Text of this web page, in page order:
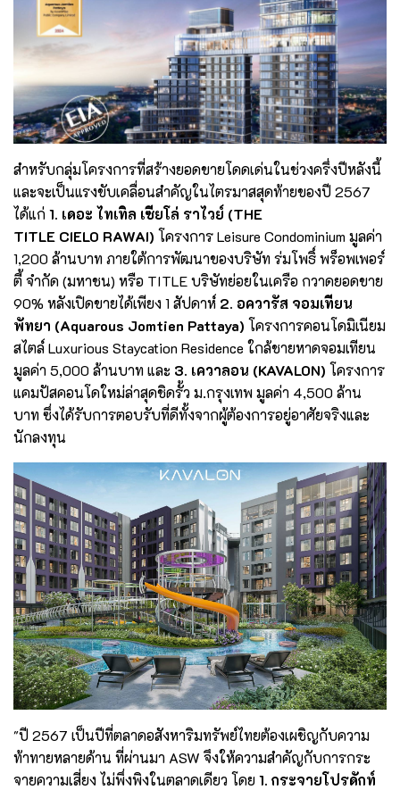
สำหรับกลุ่มโครงการที่สร้างยอดขายโดดเด่นในช่วงครึ่งปีหลังนี้
และจะเป็นแรงขับเคลื่อนสำคัญในไตรมาสสุดท้ายของปี 2567
ได้แก่1. เดอะ ไทเทิล เซียโล่ ราไวย์ (THE
TITLE CIELO RAWAI) โครงการ Leisure Condominium มูลค่า
1,200 ล้านบาท ภายใต้การพัฒนาของบริษัท ร่มโพธิ์ พร็อพเพอร์
ตี้ จำกัด (มหาชน) หรือ TITLE บริษัทย่อยในเครือ กวาดยอดขาย
90% หลังเปิดขายได้เพียง 1 สัปดาห์ 2. อควารัส จอมเทียน
พัทยา (Aquarous Jomtien Pattaya) โครงการคอนโดมิเนียม
สไตล์ Luxurious Staycation Residence ใกล้ชายหาดจอมเทียน
มูลค่า 5,000 ล้านบาท และ 3. เควาลอน (KAVALON) โครงการ
แคมปัสคอนโดใหม่ล่าสุดชิดรั้ว ม.กรุงเทพ มูลค่า 4,500 ล้าน
บาท ซึ่งได้รับการตอบรับที่ดีทั้งจากผู้ต้องการอยู่อาศัยจริงและ
นักลงทุน
"ปี 2567 เป็นปีที่ตลาดอสังหาริมทรัพย์ไทยต้องเผชิญกับความ
ท้าทายหลายด้าน ที่ผ่านมา ASW จึงให้ความสำคัญกับการกระ
จายความเสี่ยง ไม่พึ่งพิงในตลาดเดียว โดย1. กระจายโปรดักท์